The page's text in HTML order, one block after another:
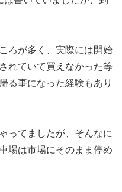
ろが多く、実際には開始
れていて買えなかった等
る事になった経験もあり
ってましたが、そんなに
場は市場にそのまま停め